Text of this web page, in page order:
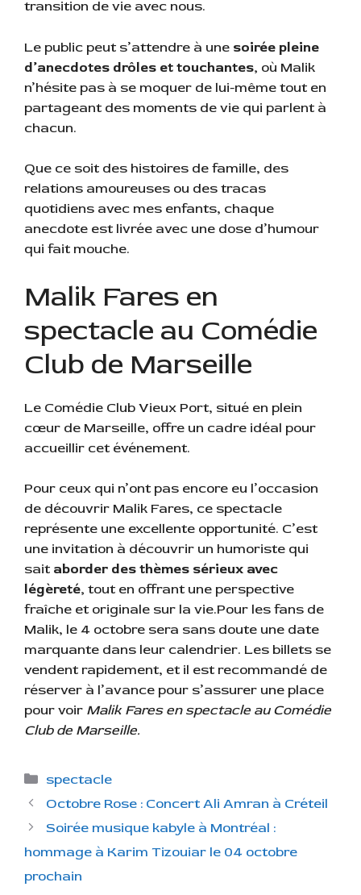
transition de vie avec nous.
Le public peut s’attendre à une soirée pleine
d’anecdotes drôles et touchantes, où Malik
n’hésite pas à se moquer de lui-même tout en
partageant des moments de vie qui parlent à
chacun.
Que ce soit des histoires de famille, des
relations amoureuses ou des tracas
quotidiens avec mes enfants, chaque
anecdote est livrée avec une dose d’humour
qui fait mouche.
Malik Fares en
spectacle au Comédie
Club de Marseille
Le Comédie Club Vieux Port, situé en plein
cœur de Marseille, offre un cadre idéal pour
accueillir cet événement.
Pour ceux qui n’ont pas encore eu l’occasion
de découvrir Malik Fares, ce spectacle
représente une excellente opportunité. C’est
une invitation à découvrir un humoriste qui
sait aborder des thèmes sérieux avec
légèreté, tout en offrant une perspective
fraîche et originale sur la vie.Pour les fans de
Malik, le 4 octobre sera sans doute une date
marquante dans leur calendrier. Les billets se
vendent rapidement, et il est recommandé de
réserver à l’avance pour s’assurer une place
pour voir Malik Fares en spectacle au Comédie
Club de Marseille.
C
a
é
g
o
spectacle
Octobre Rose : Concert Ali Amran à Créteil
Soirée musique kabyle à Montréal :
hommage à Karim Tizouiar le 04 octobre
prochain